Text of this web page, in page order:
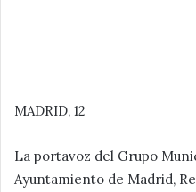
MADRID, 12
La portavoz del Grupo
Ayuntamiento de Madrid,